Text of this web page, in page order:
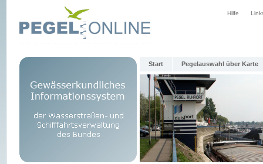
Hilfe
Start Pegelauswahl über Karte